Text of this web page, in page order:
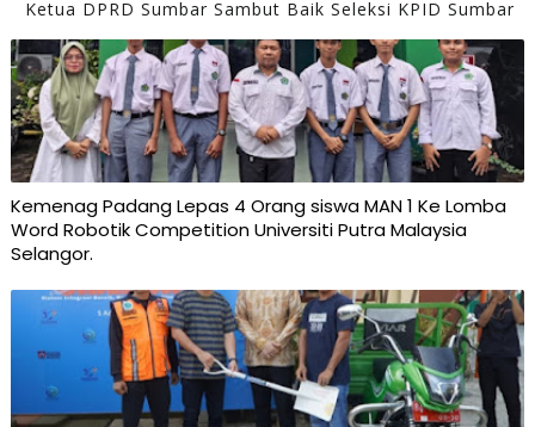
Ketua DPRD Sumbar Sambut Baik Seleksi KPID Sumbar
Kemenag Padang Lepas 4 Orang siswa MAN 1 Ke Lomba
Word Robotik Competition Universiti Putra Malaysia
Selangor.